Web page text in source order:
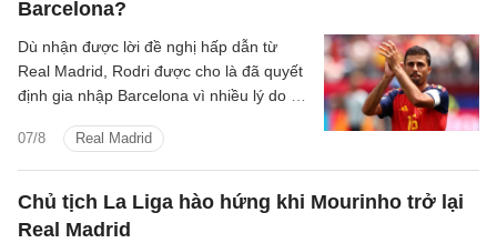
Barcelona?
07/8 Real Madrid
Dù nhận được lời đề nghị hấp dẫn từ
Real Madrid, Rodri được cho là đã quyết
định gia nhập Barcelona vì nhiều lý do cả
Chủ tịch La Liga hào hứng khi Mourinho trở lại
Real Madrid